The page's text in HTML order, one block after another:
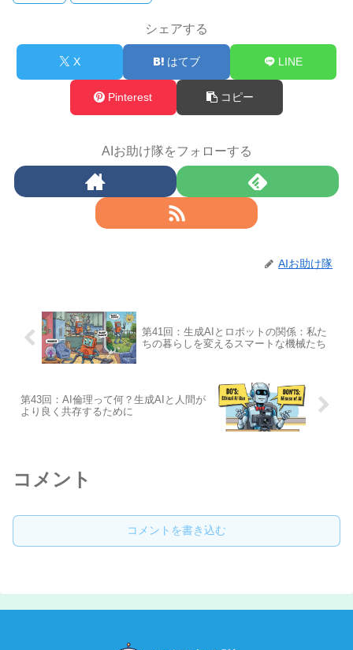
シェアする
X はてブ LINE
Pinterest コピー
AIお助け隊をフォローする
AIお助け隊
第41回：生成AIとロボットの関係：私た
ちの暮らしを変えるスマートな機械たち
第43回：AI倫理って何？生成AIと人間が
より良く共存するために
コメント
コメントを書き込む